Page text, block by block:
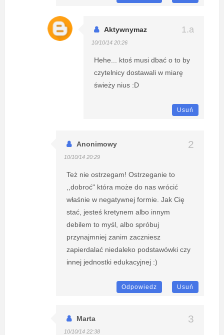
Aktywnymaz
10/10/14 20:26
Hehe... ktoś musi dbać o to by
czytelnicy dostawali w miarę
świeży nius :D
Usuń
Anonimowy
10/10/14 20:29
Też nie ostrzegam! Ostrzeganie to
,,dobroć" która może do nas wrócić
właśnie w negatywnej formie. Jak Cię
stać, jesteś kretynem albo innym
debilem to myśl, albo spróbuj
przynajmniej zanim zaczniesz
zapierdalać niedaleko podstawówki czy
innej jednostki edukacyjnej :)
Odpowiedz Usuń
Marta
10/10/14 22:38